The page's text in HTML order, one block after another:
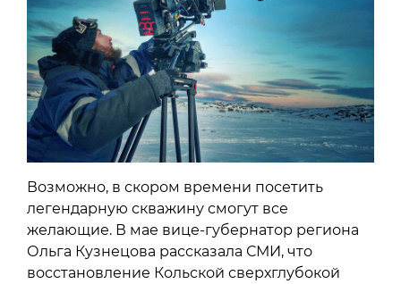
Возможно, в скором времени посетить
легендарную скважину смогут все
желающие. В мае вице-губернатор региона
Ольга Кузнецова рассказала СМИ, что
восстановление Кольской сверхглубокой